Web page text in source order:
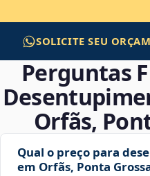
SOLICITE SEU
Perguntas
Orfãs,
Qual o preço para
em Orfãs, Ponta